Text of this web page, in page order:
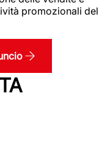
promozionali del